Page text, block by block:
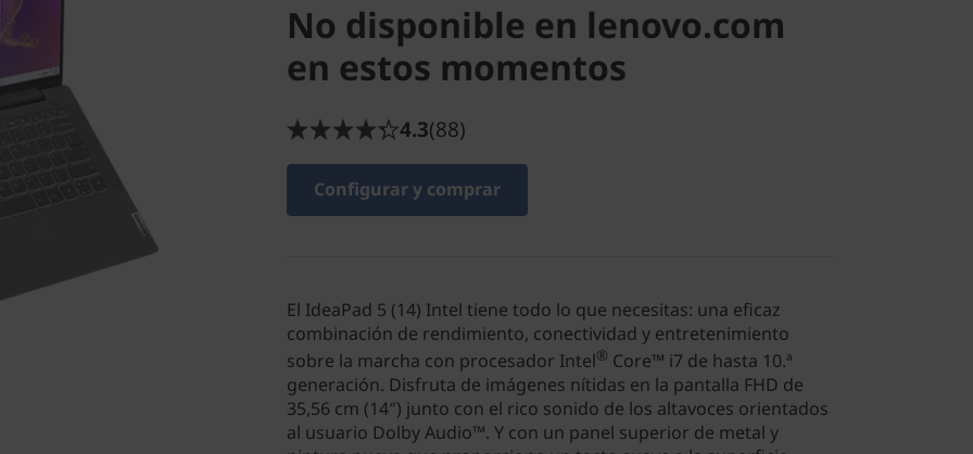
No disponible en lenovo.com
en estos momentos
4.3(88)
Configurar y comprar
El IdeaPad 5 (14) Intel tiene todo lo que necesitas: una eficaz
combinación de rendimiento, conectividad y entretenimiento
sobre la marcha con procesador Intel® Core™ i7 de hasta 10.ª
generación. Disfruta de imágenes nítidas en la pantalla FHD de
35,56 cm (14″) junto con el rico sonido de los altavoces orientados
al usuario Dolby Audio™. Y con un panel superior de metal y